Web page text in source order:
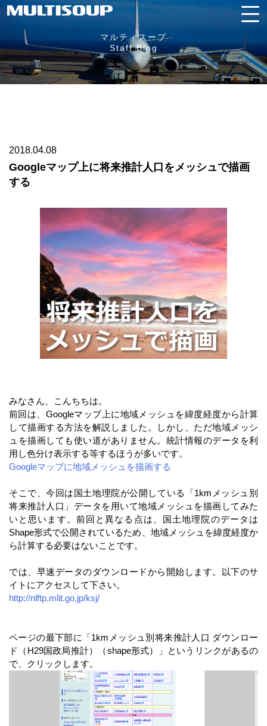
マルティスープ
Staff Blog
2018.04.08
Googleマップ上に将来推計人口をメッシュで描画
する
みなさん、こんちちは。
前回は、Googleマップ上に地域メッシュを緯度経度から計算
して描画する方法を解説しました。しかし、ただ地域メッシ
ュを描画しても使い道がありません。統計情報のデータを利
用し色分け表示する等するほうが多いです。
Googleマップに地域メッシュを描画する
そこで、今回は国土地理院が公開している「1kmメッシュ別
将来推計人口」データを用いて地域メッシュを描画してみた
いと思います。前回と異なる点は、国土地理院のデータは
Shape形式で公開されているため、地域メッシュを緯度経度か
ら計算する必要はないことです。
では、早速データのダウンロードから開始します。以下のサ
イトにアクセスして下さい。
http://nlftp.mlit.go.jp/ksj/
ページの最下部に「1kmメッシュ別将来推計人口 ダウンロー
ド（H29国政局推計）（shape形式）」というリンクがあるの
で、クリックします。